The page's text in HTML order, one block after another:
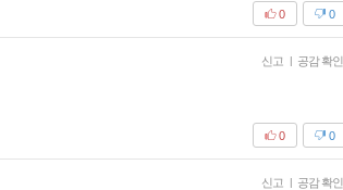
0
0
신고 | 공감 확인
0
0
신고 | 공감 확인